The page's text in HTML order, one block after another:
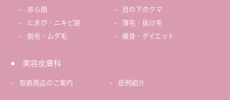
赤ら顔
目の下のクマ
にきび・ニキビ跡
薄毛・抜け毛
脱毛・ムダ毛
痩身・ダイエット
美容皮膚科
取扱商品のご案内 症例紹介